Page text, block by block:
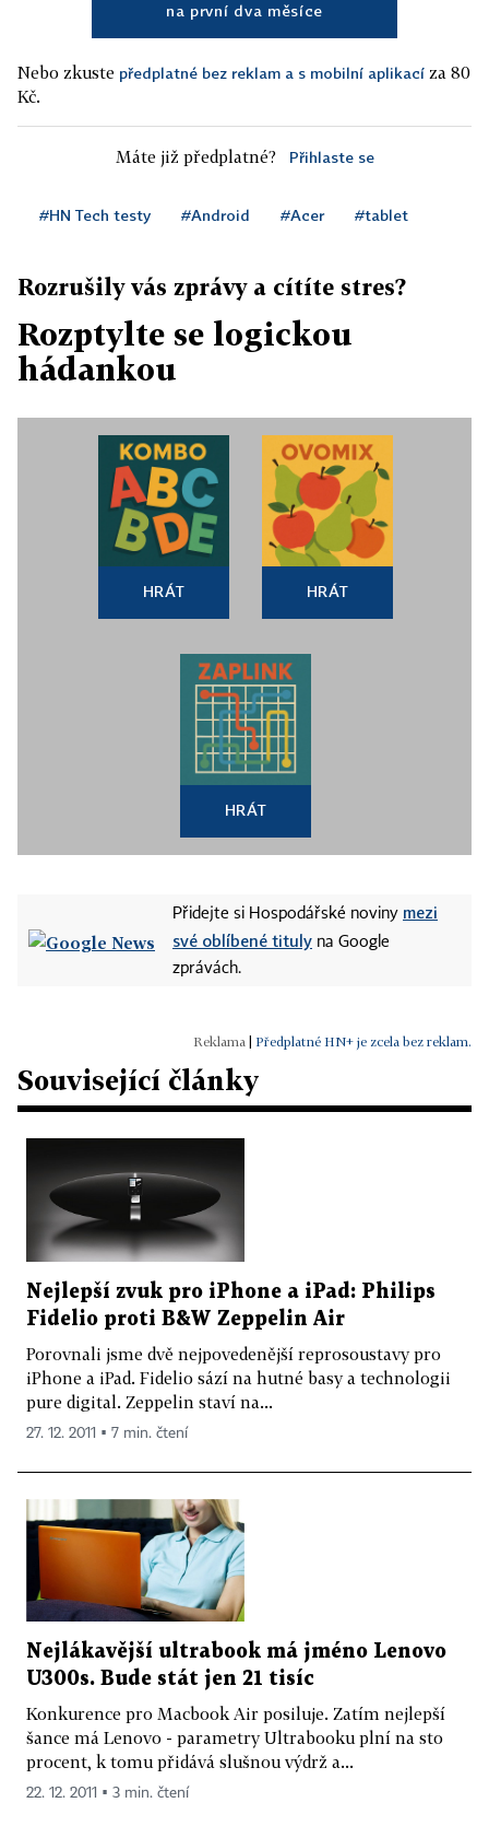
na první dva měsíce
Nebo zkuste předplatné bez reklam a s mobilní aplikací za 80
Kč.
Máte již předplatné? Přihlaste se
#HN Tech testy #Android #Acer #tablet
Rozrušily vás zprávy a cítíte stres?
Rozptylte se logickou
hádankou
HRÁT HRÁT
HRÁT
Přidejte si Hospodářské noviny mezi
své oblíbené tituly na Google
zprávách.
Předplatné HN+ je zcela bez reklam.
Související články
Nejlepší zvuk pro iPhone a iPad: Philips
Fidelio proti B&W Zeppelin Air
Porovnali jsme dvě nejpovedenější reprosoustavy pro
iPhone a iPad. Fidelio sází na hutné basy a technologii
pure digital. Zeppelin staví na...
27. 12. 2011 ▪ 7 min. čtení
Nejlákavější ultrabook má jméno Lenovo
U300s. Bude stát jen 21 tisíc
Konkurence pro Macbook Air posiluje. Zatím nejlepší
šance má Lenovo - parametry Ultrabooku plní na sto
procent, k tomu přidává slušnou výdrž a...
22. 12. 2011 ▪ 3 min. čtení